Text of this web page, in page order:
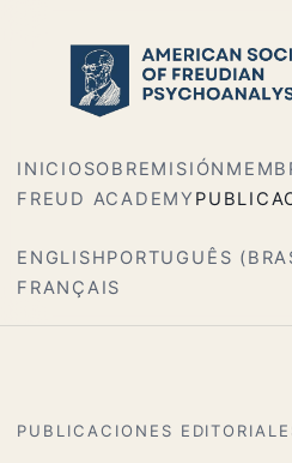
INICIOSOBREMISIÓN
FREUD ACADEMY
ENGLISHPORTUGUÊS
FRANÇAIS
PUBLICACIONES